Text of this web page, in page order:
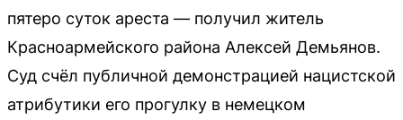
пятеро суток ареста — получил житель
Красноармейского района Алексей Демьянов.
Суд счёл публичной демонстрацией нацистской
атрибутики его прогулку в немецком